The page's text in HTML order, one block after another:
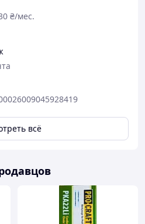
₴/мес.
всё